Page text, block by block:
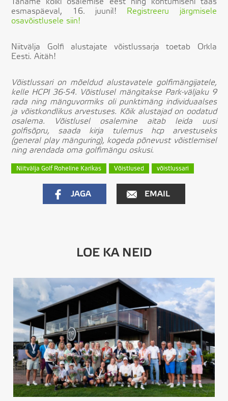
esmaspäeval, 16. juunil! Registreeru järgmisele
osavõistlusele siin!
Niitvälja Golfi alustajate võistlussarja toetab Orkla
Eesti. Aitäh!
Võistlussari on mõeldud alustavatele golfimängijatele,
kelle HCPI 36-54. Võistlusel mängitakse Park-väljaku 9
rada ning mänguvormiks oli punktimäng individuaalses
ja võistkondlikus arvestuses. Kõik alustajad on oodatud
osalema. Võistlusel osalemine aitab leida uusi
golfisõpru, saada kirja tulemus hcp arvestuseks
(general play mänguring), kogeda põnevust võistlemisel
ning arendada oma golfimängu oskusi.
Niitvälja Golf Roheline Karikas Võistlused võistlussari
JAGA EMAIL
LOE KA NEID